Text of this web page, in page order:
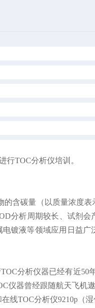
行TOC分析仪培训。
的含碳量（以质量浓
分析周期较长、试剂
镀液等领域应用日益
分析仪器已经有近
仪器曾经跟随航天飞
线TOC分析仪9210p